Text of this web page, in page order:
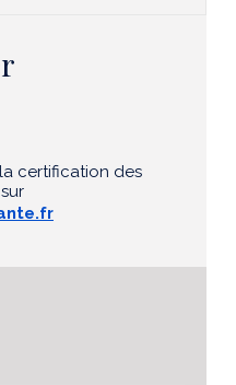
certification des